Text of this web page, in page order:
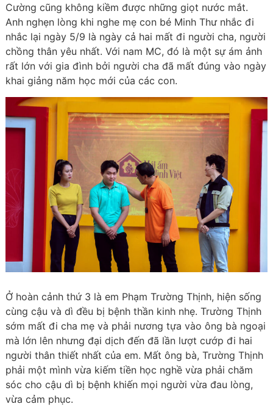
Cường cũng không kiềm được những giọt nước mắt.
Anh nghẹn lòng khi nghe mẹ con bé Minh Thư nhắc đi
nhắc lại ngày 5/9 là ngày cả hai mất đi người cha, người
chồng thân yêu nhất. Với nam MC, đó là một sự ám ảnh
rất lớn với gia đình bởi người cha đã mất đúng vào ngày
khai giảng năm học mới của các con.
Ở hoàn cảnh thứ 3 là em Phạm Trường Thịnh, hiện sống
cùng cậu và dì đều bị bệnh thần kinh nhẹ. Trường Thịnh
sớm mất đi cha mẹ và phải nương tựa vào ông bà ngoại
mà lớn lên nhưng đại dịch đến đã lần lượt cướp đi hai
người thân thiết nhất của em. Mất ông bà, Trường Thịnh
phải một mình vừa kiếm tiền học nghề vừa phải chăm
sóc cho cậu dì bị bệnh khiến mọi người vừa đau lòng,
vừa cảm phục.